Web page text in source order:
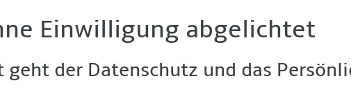
Einwilligung abgelichtet
geht der Datenschutz und das